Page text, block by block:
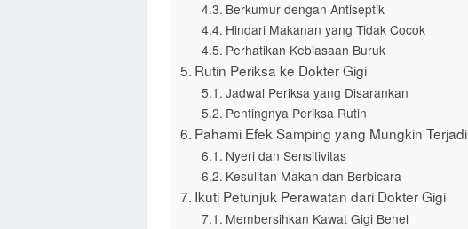
Berkumur dengan Antiseptik
Hindari Makanan yang Tidak Cocok
Perhatikan Kebiasaan Buruk
Rutin Periksa ke Dokter Gigi
Jadwal Periksa yang Disarankan
Pentingnya Periksa Rutin
Pahami Efek Samping yang Mungkin Terjadi
Nyeri dan Sensitivitas
Kesulitan Makan dan Berbicara
Ikuti Petunjuk Perawatan dari Dokter Gigi
Membersihkan Kawat Gigi Behel